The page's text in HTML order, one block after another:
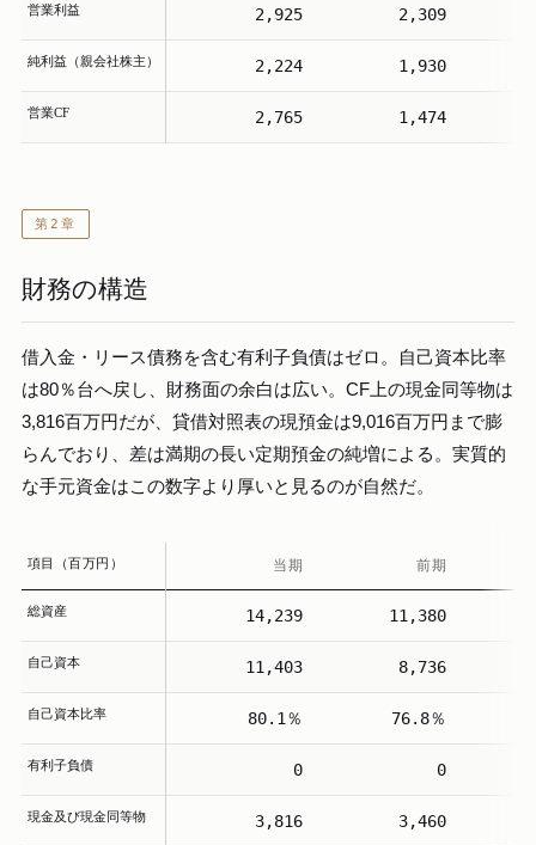
営業利益 2,925 2,309
純利益（親会社株主） 2,224 1,930
営業CF 2,765 1,474
第2章
財務の構造
借入金・リース債務を含む有利子負債はゼロ。自己資本比率
は80％台へ戻し、財務面の余白は広い。CF上の現金同等物は
3,816百万円だが、貸借対照表の現預金は9,016百万円まで膨
らんでおり、差は満期の長い定期預金の純増による。実質的
な手元資金はこの数字より厚いと見るのが自然だ。
項目（百万円） 当期 前期
総資産 14,239 11,380
自己資本 11,403 8,736
自己資本比率 80.1％ 76.8％
有利子負債 0 0
現金及び現金同等物 3,816 3,460